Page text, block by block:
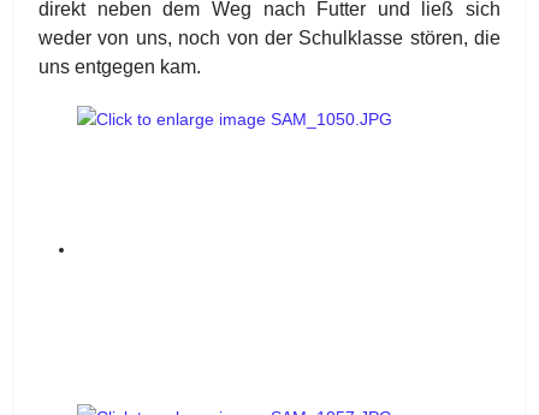
direkt neben dem Weg nach Futter und ließ sich
weder von uns, noch von der Schulklasse stören, die
uns entgegen kam.